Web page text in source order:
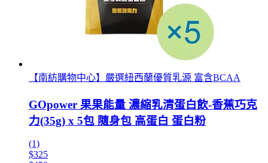
【南紡購物中心】嚴選紐西蘭優質乳源 富含BCAA
GOpower 果果能量 濃縮乳清蛋白飲-香蕉巧克
力(35g) x 5包 隨身包 高蛋白 蛋白粉
(1)
$325